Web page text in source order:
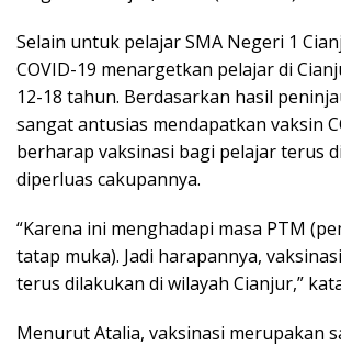
Selain untuk pelajar SMA Negeri 1
COVID-19 menargetkan pelajar di
12-18 tahun. Berdasarkan hasil
sangat antusias mendapatkan vaksin
berharap vaksinasi bagi pelajar terus
diperluas cakupannya.
“Karena ini menghadapi masa PTM
tatap muka). Jadi harapannya,
terus dilakukan di wilayah Cianjur,”
Menurut Atalia, vaksinasi merupakan